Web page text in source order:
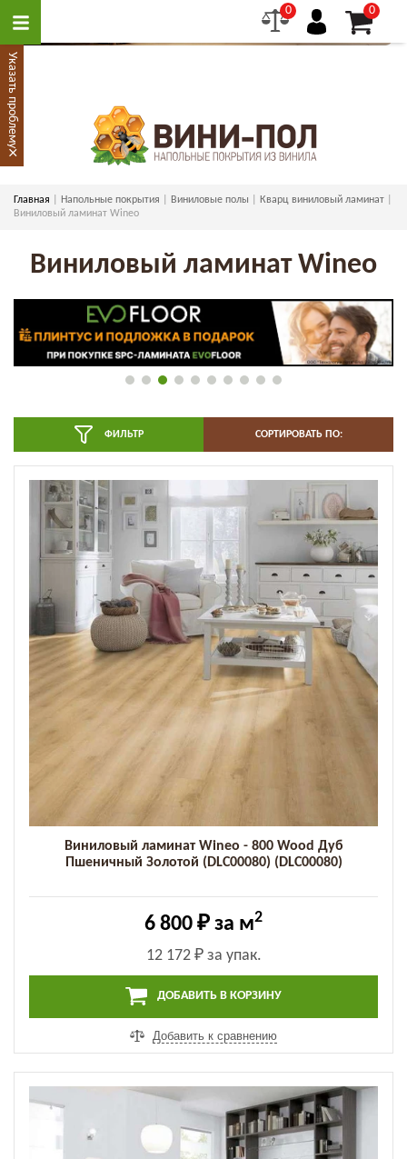
0 0
Главная Напольные покрытия Виниловые полы
Кварц виниловый ламинат
Виниловый ламинат Wineo
Виниловый ламинат Wineo
ФИЛЬТР СОРТИРОВАТЬ ПО:
Виниловый ламинат Wineo - 800 Wood Дуб
Пшеничный Золотой (DLC00080) (DLC00080)
6 800 ₽ за м2
12 172 ₽за упак.
ДОБАВИТЬ В КОРЗИНУ
Добавить к сравнению
Указать проблему
×